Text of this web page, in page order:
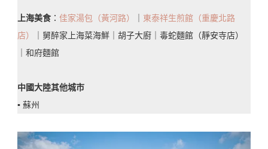
縫
銜
Apps
上海美食 ： 佳家湯包（黃河路）
東泰祥生煎館（重慶北路
店）
｜舅醉家上海菜海鮮｜胡子大廚｜毒蛇麵館（靜安寺店）
｜和府麵館
中國大陸其他城市
▪️ 蘇州